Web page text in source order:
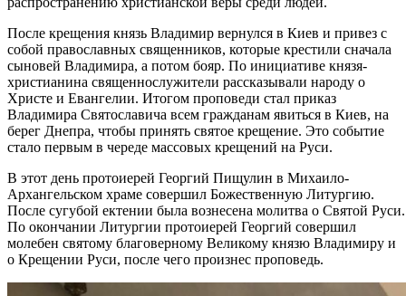
После крещения князь Владимир вернулся в Киев и привез с
собой православных священников, которые крестили сначала
сыновей Владимира, а потом бояр. По инициативе князя-
христианина священнослужители рассказывали народу о
Христе и Евангелии. Итогом проповеди стал приказ
Владимира Святославича всем гражданам явиться в Киев, на
берег Днепра, чтобы принять святое крещение. Это событие
стало первым в череде массовых крещений на Руси.
В этот день протоиерей Георгий Пищулин в Михаило-
Архангельском храме совершил Божественную Литургию.
После сугубой ектении была вознесена молитва о Святой Руси.
По окончании Литургии протоиерей Георгий совершил
молебен святому благоверному Великому князю Владимиру и
о Крещении Руси, после чего произнес проповедь.